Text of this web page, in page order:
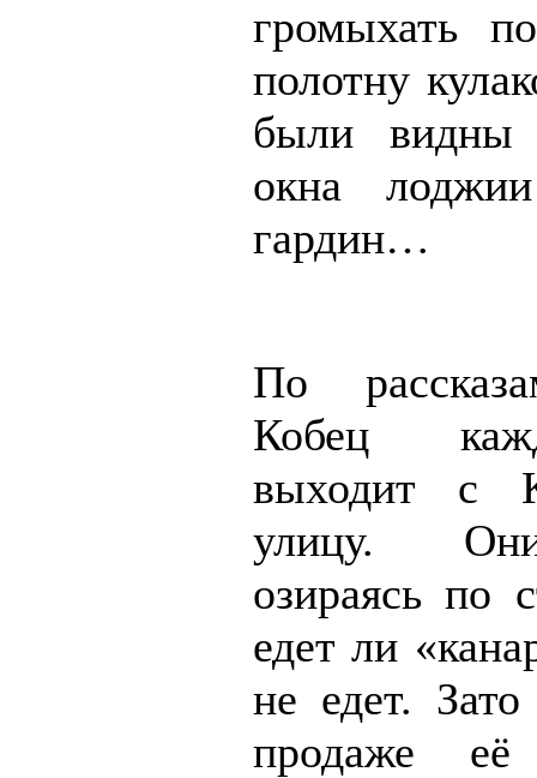
громыхать
полотну
были видны
окна
гардин…
По
Кобец
выходит с
улицу.
озираясь по
едет ли
не едет. Зато
продаже